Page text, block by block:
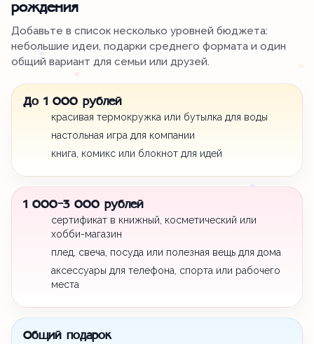
рождения
Добавьте в список несколько уровней бюджета:
небольшие идеи, подарки среднего формата и один
общий вариант для семьи или друзей.
До 1 000 рублей
красивая термокружка или бутылка для воды
настольная игра для компании
книга, комикс или блокнот для идей
1 000-3 000 рублей
сертификат в книжный, косметический или
хобби-магазин
плед, свеча, посуда или полезная вещь для дома
аксессуары для телефона, спорта или рабочего
места
Общий подарок